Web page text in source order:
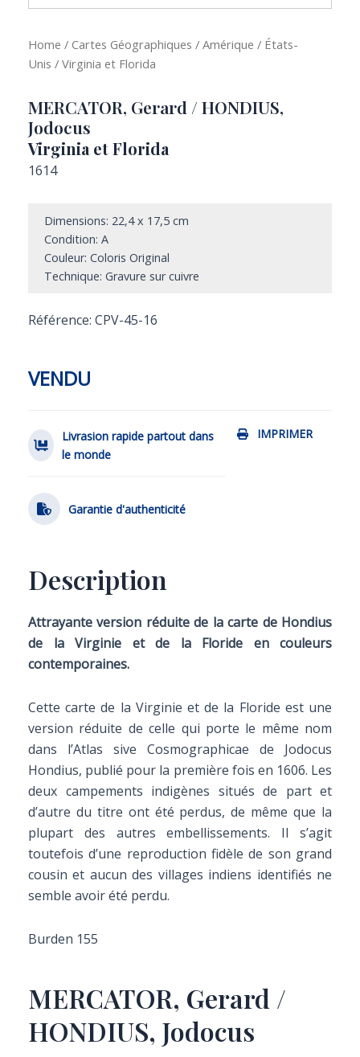
Home / Cartes Géographiques / Amérique / États-
Unis / Virginia et Florida
MERCATOR, Gerard / HONDIUS,
Jodocus
Virginia et Florida
1614
Dimensions: 22,4 x 17,5 cm
Condition: A
Couleur: Coloris Original
Technique: Gravure sur cuivre
Référence: CPV-45-16
VENDU
IMPRIMER
Livrasion rapide partout dans
le monde
Garantie d'authenticité
Description
Attrayante version réduite de la carte de Hondius
de la Virginie et de la Floride en couleurs
contemporaines.
Cette carte de la Virginie et de la Floride est une
version réduite de celle qui porte le même nom
dans l’Atlas sive Cosmographicae de Jodocus
Hondius, publié pour la première fois en 1606. Les
deux campements indigènes situés de part et
d’autre du titre ont été perdus, de même que la
plupart des autres embellissements. Il s’agit
toutefois d’une reproduction fidèle de son grand
cousin et aucun des villages indiens identifiés ne
semble avoir été perdu.
Burden 155
MERCATOR, Gerard /
HONDIUS, Jodocus